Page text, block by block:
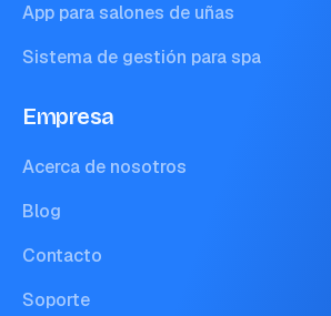
App para salones de uñas
Sistema de gestión para spa
Empresa
Acerca de nosotros
Blog
Contacto
Soporte